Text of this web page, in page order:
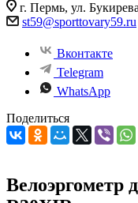
г. Пермь, ул.
st59@sporttovary59.ru
Вконтакте
Telegram
WhatsApp
Поделиться